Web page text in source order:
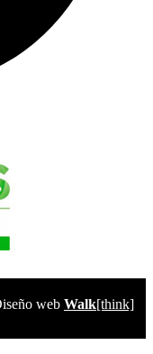
web Walk[think]